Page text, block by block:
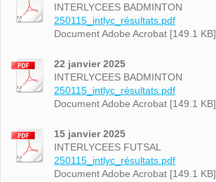
INTERLYCEES BADMINTON
250115_intlyc_résultats.pdf
Document Adobe Acrobat [149.1 KB]
22 janvier 2025
INTERLYCEES BADMINTON
250115_intlyc_résultats.pdf
Document Adobe Acrobat [149.1 KB]
15 janvier 2025
INTERLYCEES FUTSAL
250115_intlyc_résultats.pdf
Document Adobe Acrobat [149.1 KB]